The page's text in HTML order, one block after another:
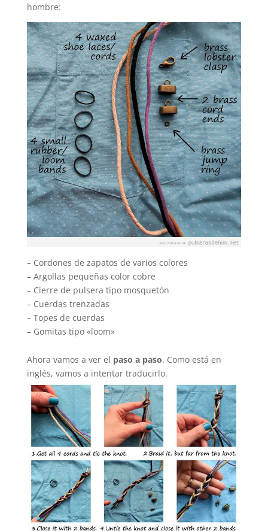
hombre:
– Cordones de zapatos de varios colores
– Argollas pequeñas color cobre
– Cierre de pulsera tipo mosquetón
– Cuerdas trenzadas
– Topes de cuerdas
– Gomitas tipo «loom»
Ahora vamos a ver el paso a paso. Como está en
inglés, vamos a intentar traducirlo.